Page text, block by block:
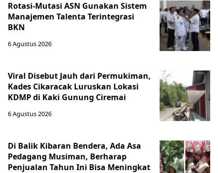
Rotasi-Mutasi ASN Gunakan Sistem
Manajemen Talenta Terintegrasi
BKN
6 Agustus 2026
Viral Disebut Jauh dari Permukiman,
Kades Cikaracak Luruskan Lokasi
KDMP di Kaki Gunung Ciremai
6 Agustus 2026
Di Balik Kibaran Bendera, Ada Asa
Pedagang Musiman, Berharap
Penjualan Tahun Ini Bisa Meningkat